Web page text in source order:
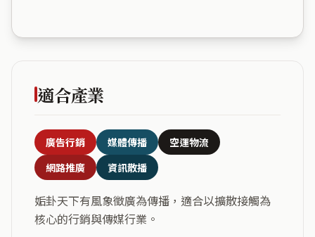
適合產業
廣告行銷 媒體傳播
空運物流
網路推廣
資訊散播
姤卦天下有風象徵廣為傳播，適合以擴散接觸為
核心的行銷與傳媒行業。